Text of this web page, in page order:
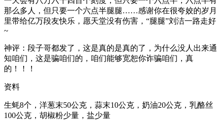
那么多人，但只要一个六点半腿腿……感谢你在很夸姣的岁月
里带给亿万段友快乐，愿天堂没有伤害，“腿腿”刘洁一路走好
~
神评：段子哥都发了，这是真的是真的了，为什么没人出来通
知咱们，这是骗咱们的，咱们能够宽恕你诈骗咱们，真
的！！！
资料
生蚝8个，洋葱末50公克，蒜末10公克，奶油20公克，乳酪丝
100公克，胡椒粉少量，盐少量